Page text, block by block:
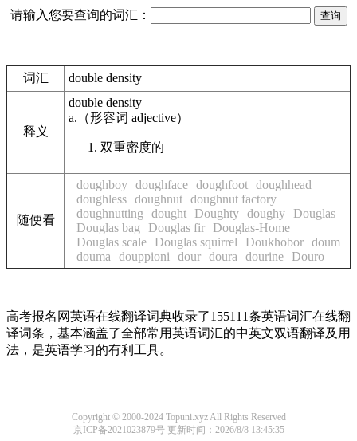
请输入您要查询的词汇：
词汇 double density
释义
double density
a. （形容词 adjective）
双重密度的
随便看
doughboy doughface doughfoot doughhead
doughless doughnut doughnut factory
doughnutting
dought Doughty doughy
Douglas
Douglas bag
Douglas fir
Douglas-Home
Douglas scale
Douglas squirrel Doukhobor doum
douma
douppioni dour doura dourine Douro
高考报名网英语在线翻译词典收录了155111条英语词汇在线翻
译词条，基本涵盖了全部常用英语词汇的中英文双语翻译及用
法，是英语学习的有利工具。
Copyright © 2000-2024 Topuni.xyz All Rights Reserved
京ICP备2021023879号更新时间：2026/8/8 13:45:35